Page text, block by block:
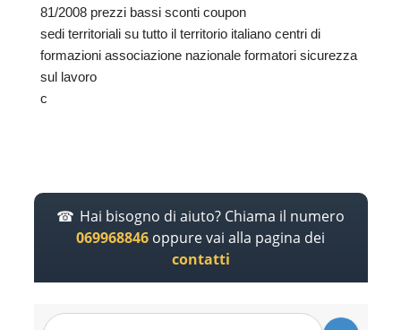
81/2008 prezzi bassi sconti coupon
sedi territoriali su tutto il territorio italiano centri di
formazioni associazione nazionale formatori sicurezza
sul lavoro
c
Hai bisogno di aiuto? Chiama il numero
069968846 oppure vai alla pagina dei
contatti